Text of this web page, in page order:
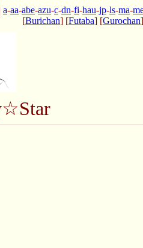
a-aa-abe-azu-c-dn-fi-hau-jp-ls-ma-
[Burichan] [Futaba] [Gurochan